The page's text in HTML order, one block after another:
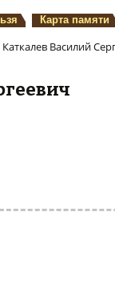
Карта памяти
Каткалев Василий